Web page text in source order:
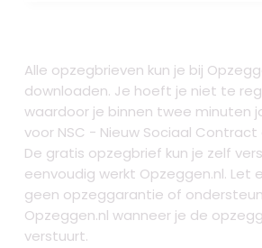
Alle opzegbrieven kun je bij
downloaden. Je hoeft je niet te
waardoor je binnen twee minuten
voor NSC - Nieuw Sociaal
De gratis opzegbrief kun je zelf
eenvoudig werkt Opzeggen.nl. Let
geen opzeggarantie of
Opzeggen.nl wanneer je de
verstuurt.